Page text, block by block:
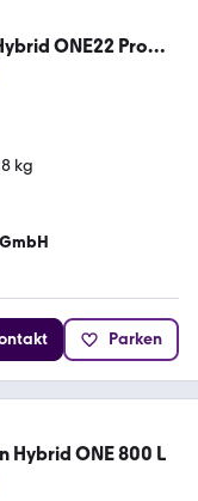
ONE22 Pro
kg
Parken
Hybrid ONE 800 L